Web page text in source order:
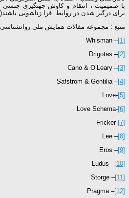
با صمیمیت ، انتقام و کاوش جهتگیری جنسی
برای درگیر شدن در روابط فرا زناشویی باشند(
منبع : مجموعه مقالات همایش ملی روانشناسی
[1]
– Whisman
[2]
– Drigotas
[3]
– Cano & O’Leary
[4]
– Safstrom & Gentilia
[5]
-Love
[6]
-Love Schema
[7]
-Fricker
[8]
– Lee
[9]
– Eros
[10]
– Ludus
[11]
– Storge
[12]
– Pragma